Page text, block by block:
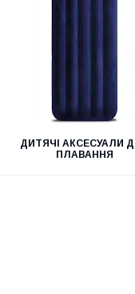
ДИТЯЧІ АКСЕСУАЛИ
ПЛАВАННЯ